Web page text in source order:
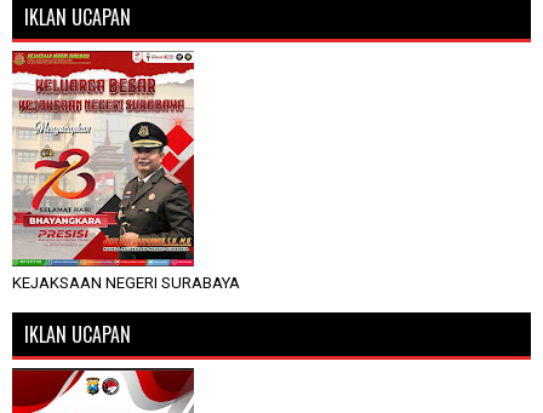
IKLAN UCAPAN
KEJAKSAAN NEGERI SURABAYA
IKLAN UCAPAN